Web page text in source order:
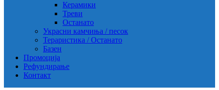
Керамики
Треви
Останато
Украсни камчиња / песок
Тераристика / Останато
Базен
Промоција
Рефундирање
Контакт